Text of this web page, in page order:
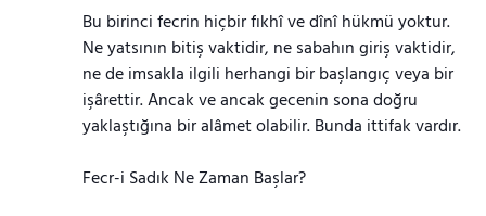
Bu birinci fecrin hiçbir fıkhî ve dînî hükmü yoktur.
Ne yatsının bitiş vaktidir, ne sabahın giriş vaktidir,
ne de imsakla ilgili herhangi bir başlangıç veya bir
işârettir. Ancak ve ancak gecenin sona doğru
yaklaştığına bir alâmet olabilir. Bunda ittifak vardır.
Fecr-i Sadık Ne Zaman Başlar?